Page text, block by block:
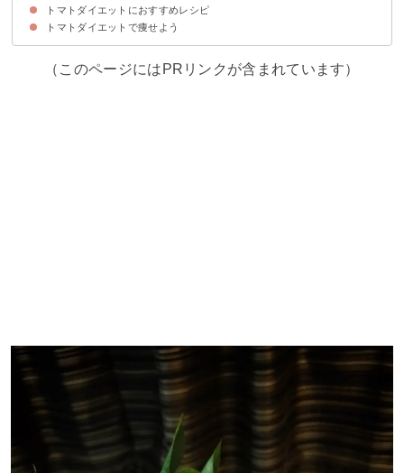
①過度な食事制限をしない
②置き換えダイエットをしない
トマトダイエットにおすすめレシピ
①チキンのトマト煮込み
②トマトとたらのムニエル
③焼きトマト
④トマトで作るガスパチョ
トマトダイエットで痩せよう
（このページにはPRリンクが含まれています）